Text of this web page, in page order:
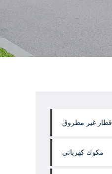
قطار غير مطروق
مكوك كهربائي